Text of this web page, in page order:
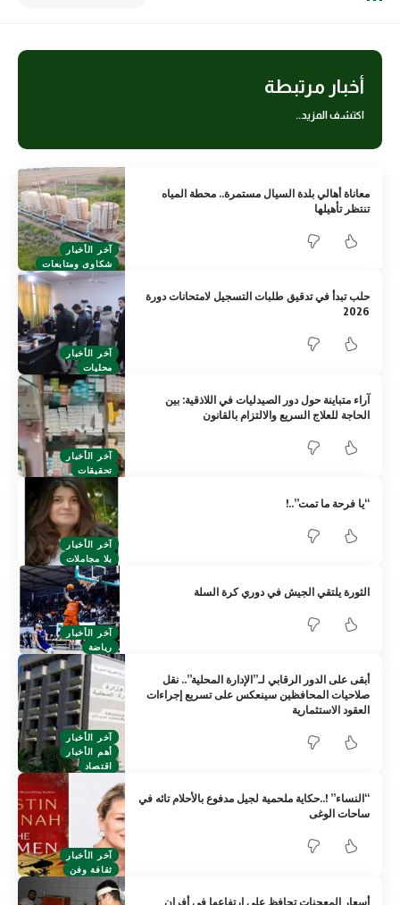
أخبار مرتبطة
اكتشف المزيد..
آخر الأخبار
شكاوى ومتابعات
معاناة أهالي بلدة السيال مستمرة.. محطة المياه
تنتظر تأهيلها
آخر الأخبار
محليات
حلب تبدأ في تدقيق طلبات التسجيل لامتحانات دورة
2026
آخر الأخبار
تحقيقات
آراء متباينة حول دور الصيدليات في اللاذقية: بين
الحاجة للعلاج السريع والالتزام بالقانون
آخر الأخبار
بلا مجاملات
“يا فرحة ما تمت”..!
آخر الأخبار
رياضة
الثورة يلتقي الجيش في دوري كرة السلة
آخر الأخبار
أهم الأخبار
اقتصاد
أبقى على الدور الرقابي لـ”الإدارة المحلية”.. نقل
صلاحيات المحافظين سينعكس على تسريع إجراءات
العقود الاستثمارية
آخر الأخبار
ثقافة وفن
“النساء” !..حكاية ملحمية لجيل مدفوع بالأحلام تائه في
ساحات الوغى
أسعار المعجنات تحافظ على ارتفاعها في أفران